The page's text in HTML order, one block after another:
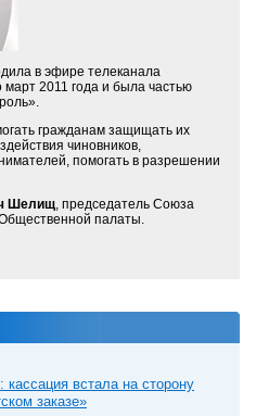
в эфире телеканала
2011 года и была частью
гражданам защищать их
чиновников,
помогать в разрешении
Шелищ, председатель Союза
палаты.
встала на сторону
заказе»